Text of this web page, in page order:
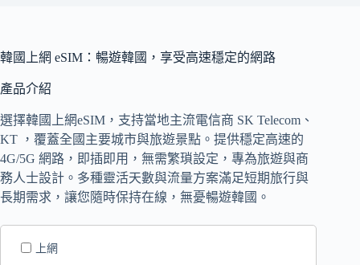
韓國上網 eSIM：暢遊韓國，享受高速穩定的網路
產品介紹
選擇韓國上網eSIM，支持當地主流電信商 SK Telecom、
KT ，覆蓋全國主要城市與旅遊景點。提供穩定高速的
4G/5G 網路，即插即用，無需繁瑣設定，專為旅遊與商
務人士設計。多種靈活天數與流量方案滿足短期旅行與
長期需求，讓您隨時保持在線，無憂暢遊韓國。
上網